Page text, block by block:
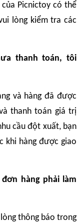
Picnictoy có thể
lòng kiểm tra các
thanh toán, tôi
và hàng đã được
thanh toán giá trị
cầu đột xuất, bạn
khi hàng được giao
hàng phải làm
thông báo trong